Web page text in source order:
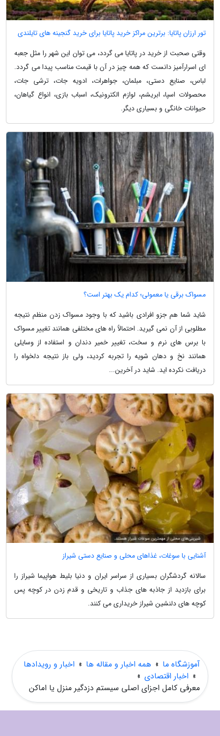
تور ارزان پاتایا: برترین مراکز خرید پاتایا برای خرید گنجینه های تایلندی
وقتی صحبت از خرید در پاتایا می گردد، می توان این شهر را مثل جعبه
ای اسرارآمیز دانست که همه چیز در آن با قیمت مناسب پیدا می گردد.
لباس، صنایع دستی، مبلمان، جواهرات، ادویه جات، ترشی جات،
محصولات اسپا، ابریشم، لوازم الکترونیک، اسباب بازی، انواع گیاهان،
حیوانات خانگی و بسیاری دیگر.
مسواک برقی یا معمولی؛ کدام یک بهتر است؟
شاید شما هم جزو افرادی باشید که با وجود مسواک زدن منظم نتیجه
مطلوبی از آن نمی گیرید. احتمالاً راه های مختلفی همانند تغییر مسواک
با برس های نرم و سخت، تغییر خمیر دندان و استفاده از وسایلی
همانند نخ و دهان شویه را تجربه کردید، ولی باز نتیجه دلخواه را
دریافت نکرده اید. شاید در آخرین...
آشنایی با سوغات، غذاهای محلی و صنایع دستی شیراز
سالانه گردشگران بسیاری از سراسر ایران و دنیا بلیط هواپیما شیراز را
برای بازدید از جاذبه های جذاب و تاریخی و قدم زدن در کوچه پس
کوچه های دلنشین شیراز خریداری می کنند.
آموزشگاه ما » همه اخبار و مقاله ها » اخبار و رویدادها
» اخبار اقتصادی »
معرفی کامل اجزای اصلی سیستم دزدگیر منزل یا اماکن